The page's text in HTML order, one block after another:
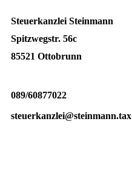
Steuerkanzlei Steinmann
Spitzwegstr. 56c
85521 Ottobrunn
089/60877022
steuerkanzlei@steinmann.tax